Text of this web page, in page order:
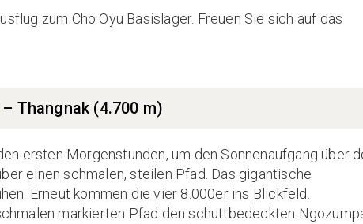
zum Cho Oyu Basislager. Freuen Sie sich auf das
Thangnak (4.700 m)
ersten Morgenstunden, um den Sonnenaufgang über
einen schmalen, steilen Pfad. Das gigantische
Erneut kommen die vier 8.000er ins Blickfeld.
markierten Pfad den schuttbedeckten